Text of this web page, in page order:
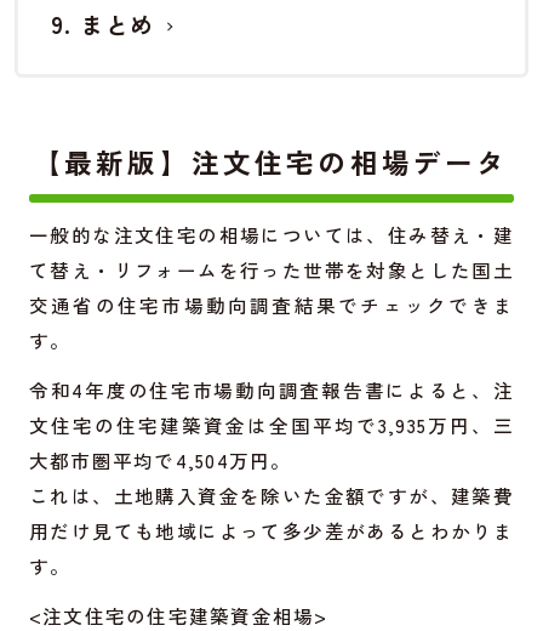
まとめ
【最新版】注文住宅の相場データ
一般的な注文住宅の相場については、住み替え・建
て替え・リフォームを行った世帯を対象とした国土
交通省の住宅市場動向調査結果でチェックできま
す。
令和4年度の住宅市場動向調査報告書によると、注
文住宅の住宅建築資金は全国平均で3,935万円、三
大都市圏平均で4,504万円。
これは、土地購入資金を除いた金額ですが、建築費
用だけ見ても地域によって多少差があるとわかりま
す。
<注文住宅の住宅建築資金相場>